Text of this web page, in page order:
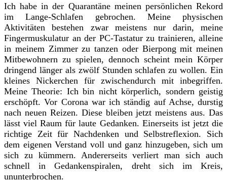
Ich habe in der Quarantäne meinen persönlichen Rekord
im Lange-Schlafen gebrochen. Meine physischen
Aktivitäten bestehen zwar meistens nur darin, meine
Fingermuskulatur an der PC-Tastatur zu trainieren, alleine
in meinem Zimmer zu tanzen oder Bierpong mit meinen
Mitbewohnern zu spielen, dennoch scheint mein Körper
dringend länger als zwölf Stunden schlafen zu wollen. Ein
kleines Nickerchen für zwischendurch mit inbegriffen.
Meine Theorie: Ich bin nicht körperlich, sondern geistig
erschöpft. Vor Corona war ich ständig auf Achse, durstig
nach neuen Reizen. Diese bleiben jetzt meistens aus. Das
lässt viel Raum für laute Gedanken. Einerseits ist jetzt die
richtige Zeit für Nachdenken und Selbstreflexion. Sich
dem eigenen Verstand voll und ganz hinzugeben, sich um
sich zu kümmern. Andererseits verliert man sich auch
schnell in Gedankenspiralen, dreht sich im Kreis,
ununterbrochen.